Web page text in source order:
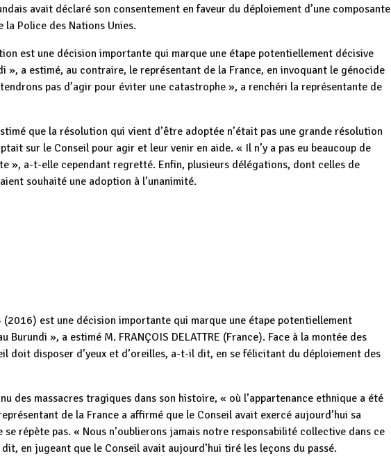
avait déclaré son consentement en faveur du déploiement d’une composante
la Police des Nations Unies.
est une décision importante qui marque une étape potentiellement décisive
», a estimé, au contraire, le représentant de la France, en invoquant le génocide
pas d’agir pour éviter une catastrophe », a renchéri la représentante de
que la résolution qui vient d’être adoptée n’était pas une grande résolution
sur le Conseil pour agir et leur venir en aide. « Il n’y a pas eu beaucoup de
», a-t-elle cependant regretté. Enfin, plusieurs délégations, dont celles de
souhaité une adoption à l’unanimité.
est une décision importante qui marque une étape potentiellement
Burundi », a estimé M. FRANÇOIS DELATTRE (France). Face à la montée des
doit disposer d’yeux et d’oreilles, a-t-il dit, en se félicitant du déploiement des
des massacres tragiques dans son histoire, « où l’appartenance ethnique a été
de la France a affirmé que le Conseil avait exercé aujourd’hui sa
répète pas. « Nous n’oublierons jamais notre responsabilité collective dans ce
en jugeant que le Conseil avait aujourd’hui tiré les leçons du passé.